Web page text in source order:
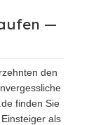
—
den
finden Sie
als